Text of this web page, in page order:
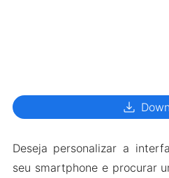
download
Deseja personalizar a
seu smartphone e procurar